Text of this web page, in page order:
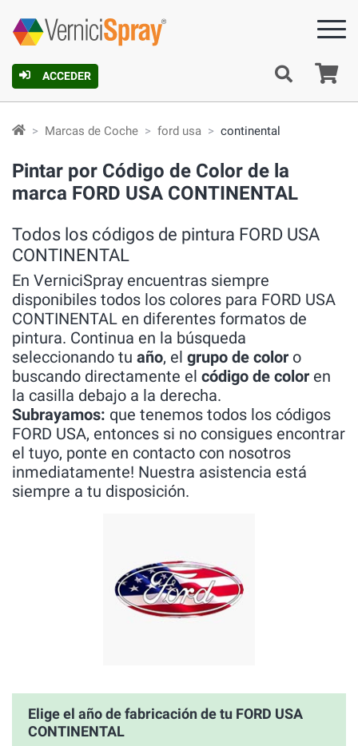
ACCEDER
Marcas de Coche ford usa continental
Pintar por Código de Color de la
marca FORD USA CONTINENTAL
Todos los códigos de pintura FORD USA
CONTINENTAL
En VerniciSpray encuentras siempre
disponibiles todos los colores para FORD USA
CONTINENTAL en diferentes formatos de
pintura. Continua en la búsqueda
seleccionando tu año, el grupo de color o
buscando directamente el código de color en
la casilla debajo a la derecha.
Subrayamos: que tenemos todos los códigos
FORD USA, entonces si no consigues encontrar
el tuyo, ponte en contacto con nosotros
inmediatamente! Nuestra asistencia está
siempre a tu disposición.
Elige el año de fabricación de tu FORD USA
CONTINENTAL